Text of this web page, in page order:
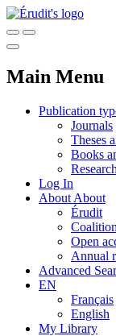
Main Menu
Publication
Journals
Theses
Books
Log In
About About
Érudit
Open
Annual
Advanced
EN
Français
English
My Library